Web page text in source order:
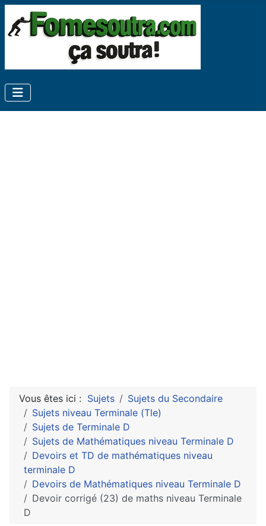
Vous êtes ici : Sujets
Sujets du Secondaire
Sujets niveau Terminale (Tle)
Sujets de Terminale D
Sujets de Mathématiques niveau Terminale D
Devoirs et TD de mathématiques niveau
terminale D
Devoirs de Mathématiques niveau Terminale D
Devoir corrigé (23) de maths niveau Terminale
D